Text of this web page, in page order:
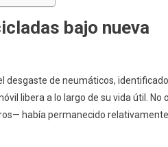
bajo nueva
desgaste de neumáticos,
libera a lo largo de su vida útil. No
había permanecido